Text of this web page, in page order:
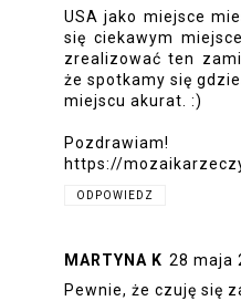
USA jako miejsce
się ciekawym
zrealizować ten
że spotkamy się
miejscu akurat. :)
Pozdrawiam!
https://
ODPOWIEDZ
MARTYNA K 28 maja
Pewnie, że czuję się